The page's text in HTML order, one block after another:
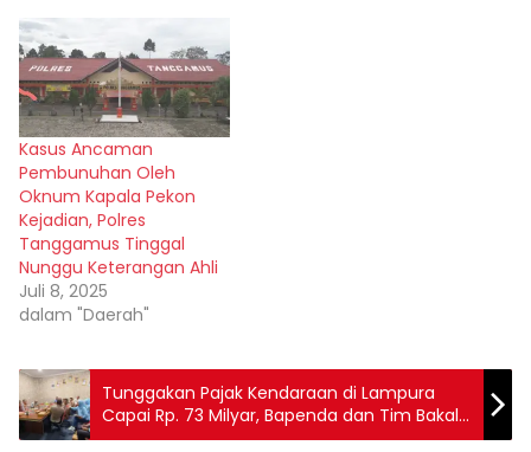
Kasus Ancaman
Pembunuhan Oleh
Oknum Kapala Pekon
Kejadian, Polres
Tanggamus Tinggal
Nunggu Keterangan Ahli
Juli 8, 2025
dalam "Daerah"
Tunggakan Pajak Kendaraan di Lampura
Capai Rp. 73 Milyar, Bapenda dan Tim Bakal
Gelar Razia Besar